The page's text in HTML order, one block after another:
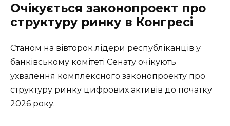
Очікується законопроект про
структуру ринку в Конгресі
Станом на вівторок лідери республіканців у
банківському комітеті Сенату очікують
ухвалення комплексного законопроекту про
структуру ринку цифрових активів до початку
2026 року.